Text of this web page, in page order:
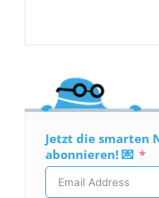
Jetzt die smarten
abonnieren! 💌